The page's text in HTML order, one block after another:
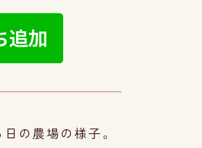
日の農場の様子。